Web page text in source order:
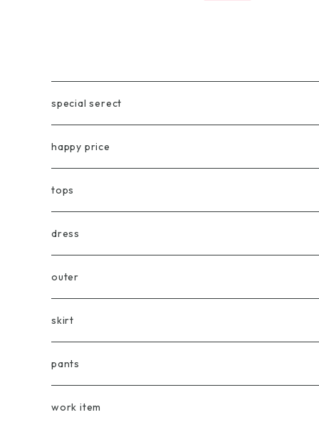
special serect
happy price
tops
blouse/shirt
vest
cardigan
tee
knit/sweater
dress
outer
skirt
pants
work item